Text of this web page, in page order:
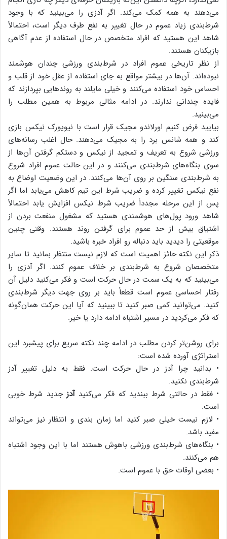
می‌دهند به همه کمک می‌کند. اگر آدزی را می‌بینید که با وجود
شرط‌بندی زیاد عموم در حال تغییر به نفع طرف دیگر است، احتمالاً
شاهد این هستید که افراد متخصص در حال استفاده از عدم آگاهی
بازیکنان هستند.
از نظر تاریخی عموم افراد در شرط‌بندی ورزشی چندان هوشمند
نبوده‌اند. آن‌ها در بیشتر مواقع به جای استفاده از عقل خود از قلب و
احساس خود استفاده می‌کنند و خیلی مایلند به روندهایی بپردازند که
فایده چندانی ندارند. در ادامه مثالی مربوط به همین مطلب را
می‌بینید.
بیایید فرض کنیم اورلاندو مجیک قرار است با نیویورک نیکس بازی
کند و همه شانس برد را به مجیک می‌دهند. حال اغلب رسانه‌های
ورزشی شروع به تعریف و تمجید از نیکس و دستکم گرفتن آن‌ها از
سوی بنگاه‌های شرط‌بندی می‌کنند و در این حالت عموم افراد شروع
به شرط‌بندی سنگین بر روی آن‌ها می‌کنند. در این وضعیت اوضاع به
نفع نیکس تغییر کرده و ضریب شرط این تیم کاهش می‌یابد اما اگر
پس از این مرحله مجدداً ضریب شرط نیکس افزایش یابد احتمالاً
شاهد ورود پول‌های هوشمندی هستید که مشغول منفعت بردن از
اشتیاق بیش از حد عموم برای گرفتن روند هستند. وقتی چنین
موقعیتی را دیدید باید دنباله رو افراد خبره باشید.
ذکر این نکته حائز اهمیت است که لازم نیست منتظر بمانید تا سایر
متخصصان شروع به شرط‌بندی بر خلاف عموم کنند. اگر آدزی را
می‌بینید که به یک سمت در حال حرکت است و فکر می‌کنید دلیل آن
رفتار احساسی عموم است قطعاً باید بر روی جهت دیگر شرط‌بندی
‌کنید. می‌توانید کمی ‌صبر کنید تا ببینید که آیا این حرکت همان‌گونه
که فکر می‌کردید در مسیر اشتباه ادامه دارد یا خیر.
برای روشن‌تر کردن مطلب در ادامه چند نکته سریع برای پیشبرد این
استراتژی آورده شده است:
• بدانید چرا آدز در حال حرکت است. فقط به دلیل تغییر آدز
شرط‌بندی نکنید.
• فقط در حالتی شرط ببندید که فکر می‌کنید آدز جدید شرط خوبی
است.
• لازم نیست خیلی صبر کنید اما زمان بندی و انتظار نیز می‌تواند
مفید باشد.
• بنگاه‌های شرط‌بندی ورزشی باهوش هستند اما با این وجود اشتباه
هم می‌کنند.
• بعضی اوقات حق با عموم است.